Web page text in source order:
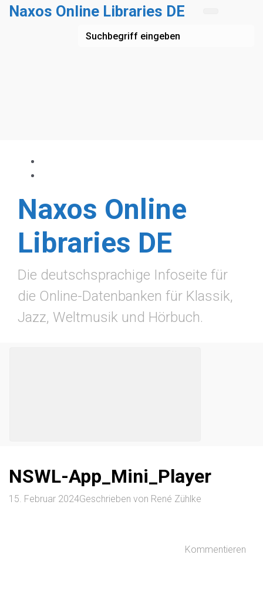
Zum Hauptinhalt springen
Naxos Online Libraries DE
Naxos Online
Libraries DE
Die deutschsprachige Infoseite für
die Online-Datenbanken für Klassik,
Jazz, Weltmusik und Hörbuch.
NSWL-App_Mini_Player
15. Februar 2024Geschrieben von René Zühlke
Kommentieren